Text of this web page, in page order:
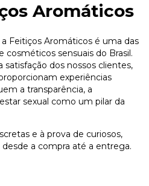
Aromáticos
Feitiços Aromáticos é uma das
cosméticos sensuais do Brasil.
satisfação dos nossos clientes,
experiências
a transparência, a
sexual como um pilar da
e à prova de curiosos,
a compra até a entrega.